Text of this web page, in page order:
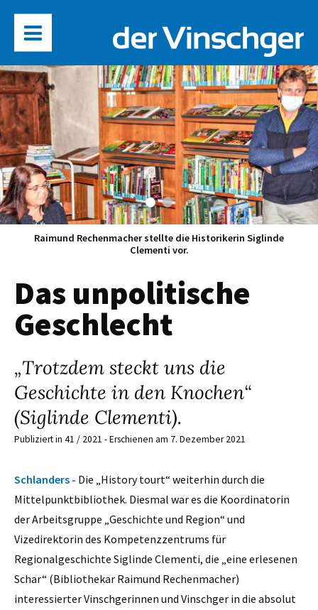
Raimund Rechenmacher stellte die Historikerin Siglinde
Clementi vor.
Das unpolitische
Geschlecht
„Trotzdem steckt uns die
Geschichte in den Knochen“
(Siglinde Clementi).
Publiziert in 41 / 2021 - Erschienen am 7. Dezember 2021
Schlanders - Die „History tourt“ weiterhin durch die
Mittelpunktbibliothek. Diesmal war es die Koordinatorin
der Arbeitsgruppe „Geschichte und Region“ und
Vizedirektorin des Kompetenzzentrums für
Regionalgeschichte Siglinde Clementi, die „eine erlesenen
Schar“ (Bibliothekar Raimund Rechenmacher)
interessierter Vinschgerinnen und Vinschger in die absolut